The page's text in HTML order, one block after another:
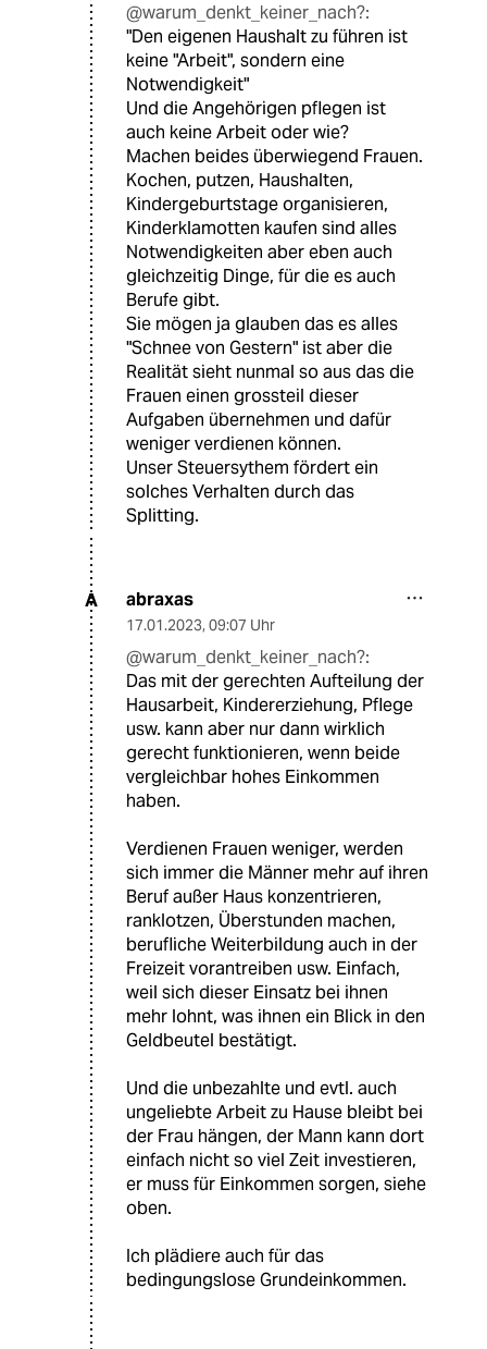
@warum_denkt_keiner_nach?:
"Den eigenen Haushalt zu führen ist
keine "Arbeit", sondern eine
Notwendigkeit"
Und die Angehörigen pflegen ist
auch keine Arbeit oder wie?
Machen beides überwiegend Frauen.
Kochen, putzen, Haushalten,
Kindergeburtstage organisieren,
Kinderklamotten kaufen sind alles
Notwendigkeiten aber eben auch
gleichzeitig Dinge, für die es auch
Berufe gibt.
Sie mögen ja glauben das es alles
"Schnee von Gestern" ist aber die
Realität sieht nunmal so aus das die
Frauen einen grossteil dieser
Aufgaben übernehmen und dafür
weniger verdienen können.
Unser Steuersythem fördert ein
solches Verhalten durch das
Splitting.
A abraxas
17.01.2023, 09:07 Uhr
@warum_denkt_keiner_nach?:
Das mit der gerechten Aufteilung der
Hausarbeit, Kindererziehung, Pflege
usw. kann aber nur dann wirklich
gerecht funktionieren, wenn beide
vergleichbar hohes Einkommen
haben.
Verdienen Frauen weniger, werden
sich immer die Männer mehr auf ihren
Beruf außer Haus konzentrieren,
ranklotzen, Überstunden machen,
berufliche Weiterbildung auch in der
Freizeit vorantreiben usw. Einfach,
weil sich dieser Einsatz bei ihnen
mehr lohnt, was ihnen ein Blick in den
Geldbeutel bestätigt.
Und die unbezahlte und evtl. auch
ungeliebte Arbeit zu Hause bleibt bei
der Frau hängen, der Mann kann dort
einfach nicht so viel Zeit investieren,
er muss für Einkommen sorgen, siehe
oben.
Ich plädiere auch für das
bedingungslose Grundeinkommen.